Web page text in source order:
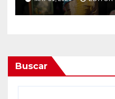
Buscar